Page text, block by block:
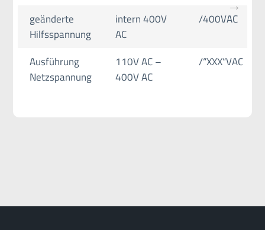
geänderte
Hilfsspannung
intern 400V
AC
/400VAC
Ausführung
Netzspannung
110V AC –
400V AC
/“XXX“VAC